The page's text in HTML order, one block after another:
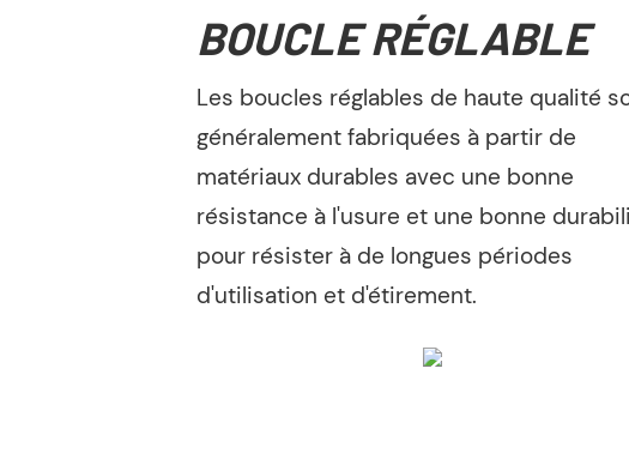
BOUCLE RÉGLABLE
Les boucles réglables de haute qualité
généralement fabriquées à partir de
matériaux durables avec une bonne
résistance à l'usure et une bonne
pour résister à de longues périodes
d'utilisation et d'étirement.